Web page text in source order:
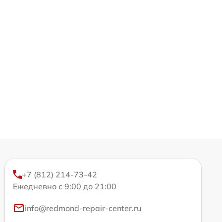
+7 (812) 214-73-42
Ежедневно с 9:00 до 21:00
info@redmond-repair-center.ru